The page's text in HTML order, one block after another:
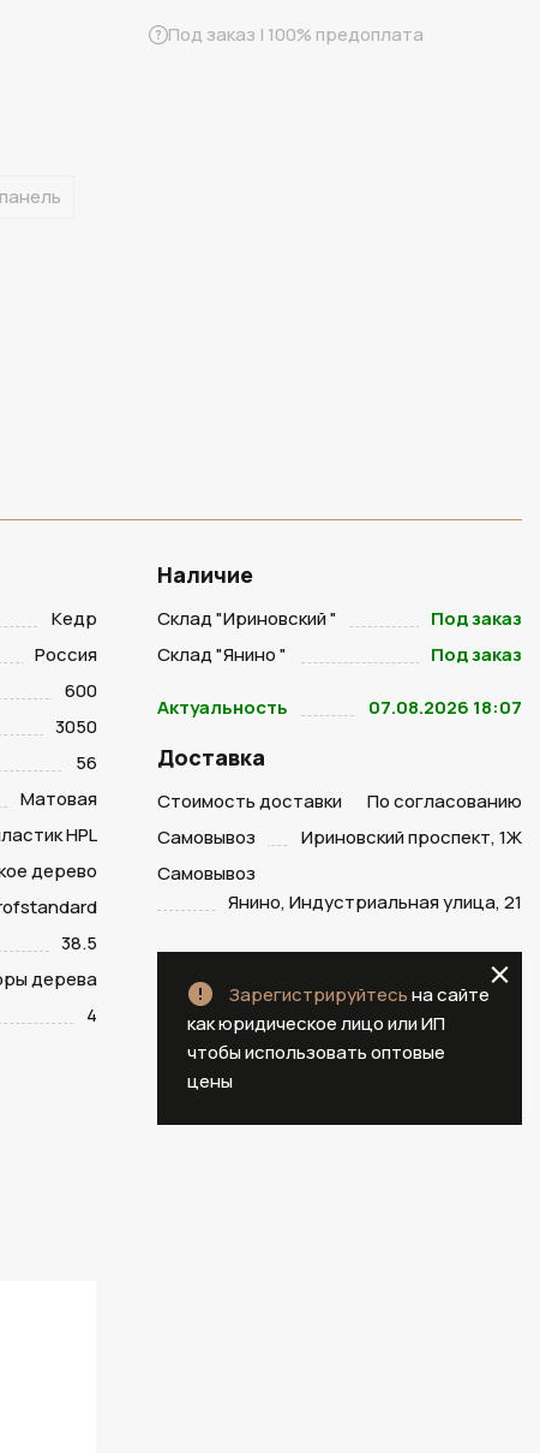
Под заказ | 100% предоплата
Кедр
Россия
600
3050
56
Матовая
HPL
дерево
38.5
дерева
4
Наличие
Склад "Ириновский "
Под заказ
Склад "Янино "
Под заказ
Актуальность 07.08.2026 18:07
Доставка
Стоимость доставки
По согласованию
Самовывоз
Ириновский проспект, 1Ж
Самовывоз
Янино, Индустриальная улица, 21
Зарегистрируйтесьна сайте
как юридическое лицо или ИП
чтобы использовать оптовые
цены